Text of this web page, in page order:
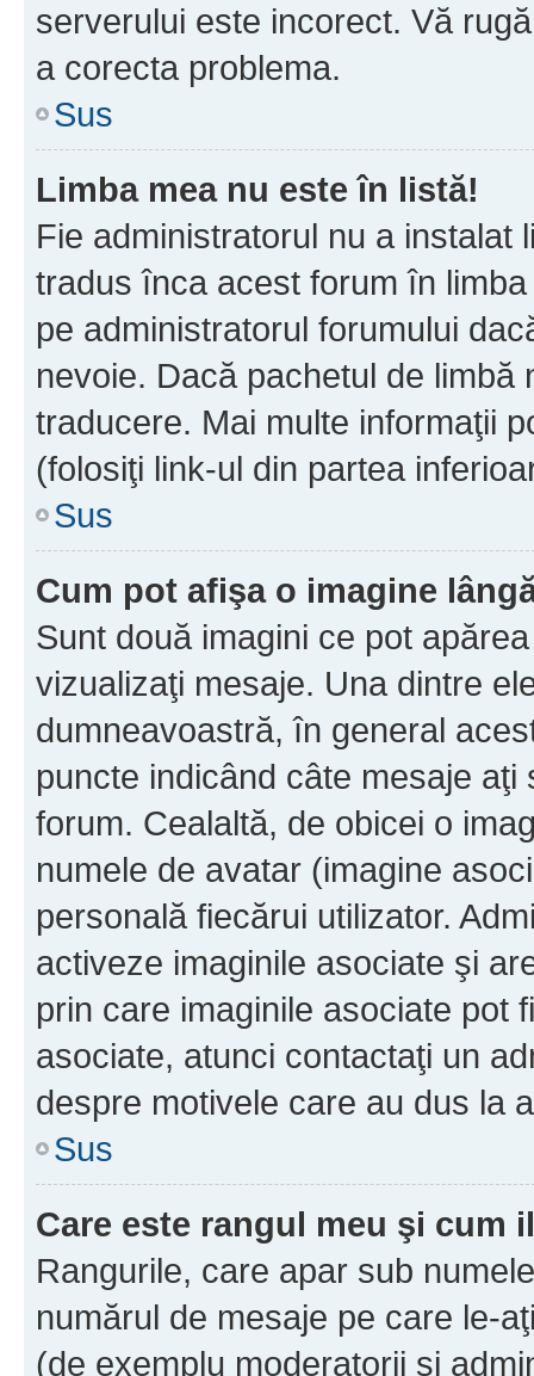
serverului este incorect. Vă
a corecta problema.
Sus
Limba mea nu este în listă!
Fie administratorul nu a instalat
tradus înca acest forum în
pe administratorul forumului
nevoie. Dacă pachetul de
traducere. Mai multe informaţii
(folosiţi link-ul din partea
Sus
Cum pot afişa o imagine
Sunt două imagini ce pot
vizualizaţi mesaje. Una dintre
dumneavoastră, în general
puncte indicând câte mesaje
forum. Cealaltă, de obicei o
numele de avatar (imagine
personală fiecărui utilizator.
activeze imaginile asociate şi
prin care imaginile asociate pot
asociate, atunci contactaţi un
despre motivele care au dus la
Sus
Care este rangul meu şi cum
Rangurile, care apar sub
numărul de mesaje pe care le-
(de exemplu moderatorii şi